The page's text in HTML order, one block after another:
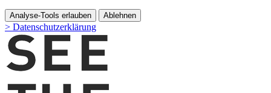
Analyse-Tools erlauben Ablehnen
> Datenschutzerklärung